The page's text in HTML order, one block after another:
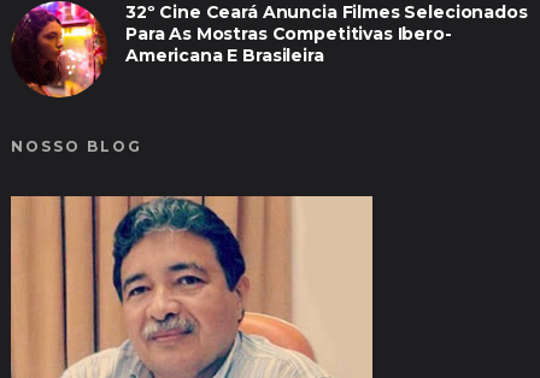
32º Cine Ceará Anuncia Filmes Selecionados
Para As Mostras Competitivas Ibero-
Americana E Brasileira
NOSSO BLOG